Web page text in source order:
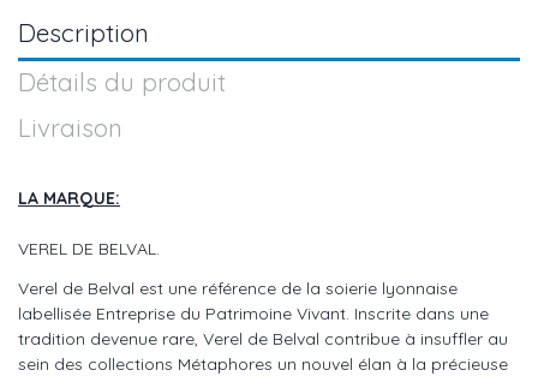
Description
Détails du produit
Livraison
LA MARQUE:
VEREL DE BELVAL.
Verel de Belval est une référence de la soierie lyonnaise
labellisée Entreprise du Patrimoine Vivant. Inscrite dans une
tradition devenue rare, Verel de Belval contribue à insuffler au
sein des collections Métaphores un nouvel élan à la précieuse